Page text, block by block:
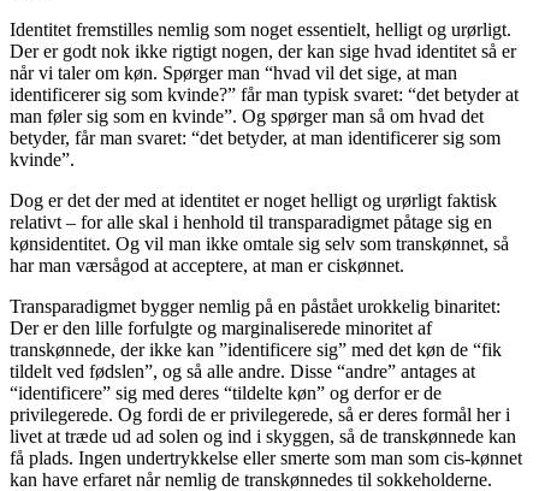
Identitet fremstilles nemlig som noget essentielt, helligt og urørligt.
Der er godt nok ikke rigtigt nogen, der kan sige hvad identitet så er
når vi taler om køn. Spørger man “hvad vil det sige, at man
identificerer sig som kvinde?” får man typisk svaret: “det betyder at
man føler sig som en kvinde”. Og spørger man så om hvad det
betyder, får man svaret: “det betyder, at man identificerer sig som
kvinde”.
Dog er det der med at identitet er noget helligt og urørligt faktisk
relativt – for alle skal i henhold til transparadigmet påtage sig en
kønsidentitet. Og vil man ikke omtale sig selv som transkønnet, så
har man værsågod at acceptere, at man er ciskønnet.
Transparadigmet bygger nemlig på en påstået urokkelig binaritet:
Der er den lille forfulgte og marginaliserede minoritet af
transkønnede, der ikke kan ”identificere sig” med det køn de “fik
tildelt ved fødslen”, og så alle andre. Disse “andre” antages at
“identificere” sig med deres “tildelte køn” og derfor er de
privilegerede. Og fordi de er privilegerede, så er deres formål her i
livet at træde ud ad solen og ind i skyggen, så de transkønnede kan
få plads. Ingen undertrykkelse eller smerte som man som cis-kønnet
kan have erfaret når nemlig de transkønnedes til sokkeholderne.